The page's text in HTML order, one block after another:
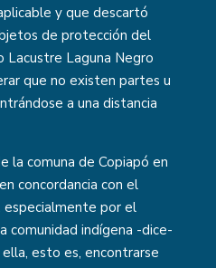
y que descartó
de protección del
Lacustre Laguna Negro
que no existen partes u
a una distancia
la comuna de Copiapó en
concordancia con el
por el
comunidad indígena -dice-
esto es, encontrarse